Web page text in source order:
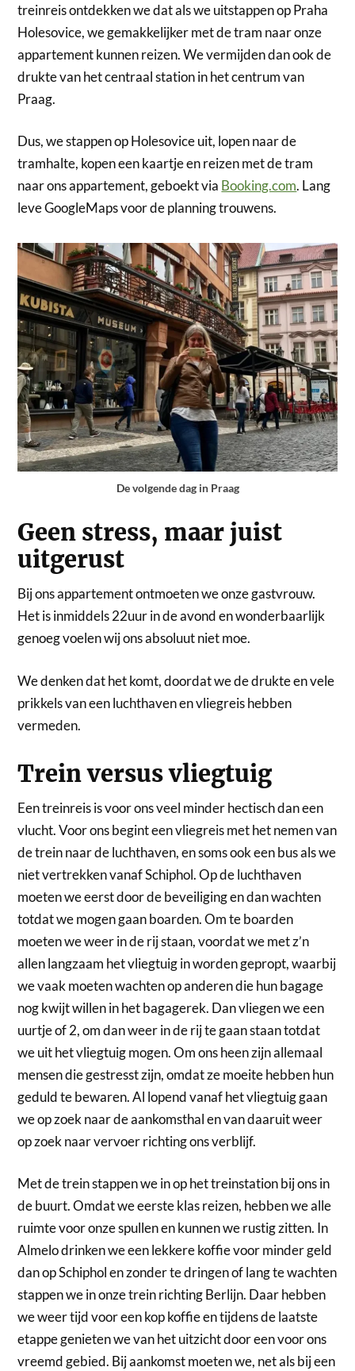
treinreis ontdekken we dat als we uitstappen op Praha
Holesovice, we gemakkelijker met de tram naar onze
appartement kunnen reizen. We vermijden dan ook de
drukte van het centraal station in het centrum van
Praag.
Dus, we stappen op Holesovice uit, lopen naar de
tramhalte, kopen een kaartje en reizen met de tram
naar ons appartement, geboekt via Booking.com. Lang
leve GoogleMaps voor de planning trouwens.
De volgende dag in Praag
Geen stress, maar juist
uitgerust
Bij ons appartement ontmoeten we onze gastvrouw.
Het is inmiddels 22uur in de avond en wonderbaarlijk
genoeg voelen wij ons absoluut niet moe.
We denken dat het komt, doordat we de drukte en vele
prikkels van een luchthaven en vliegreis hebben
vermeden.
Trein versus vliegtuig
Een treinreis is voor ons veel minder hectisch dan een
vlucht. Voor ons begint een vliegreis met het nemen van
de trein naar de luchthaven, en soms ook een bus als we
niet vertrekken vanaf Schiphol. Op de luchthaven
moeten we eerst door de beveiliging en dan wachten
totdat we mogen gaan boarden. Om te boarden
moeten we weer in de rij staan, voordat we met z’n
allen langzaam het vliegtuig in worden gepropt, waarbij
we vaak moeten wachten op anderen die hun bagage
nog kwijt willen in het bagagerek. Dan vliegen we een
uurtje of 2, om dan weer in de rij te gaan staan totdat
we uit het vliegtuig mogen. Om ons heen zijn allemaal
mensen die gestresst zijn, omdat ze moeite hebben hun
geduld te bewaren. Al lopend vanaf het vliegtuig gaan
we op zoek naar de aankomsthal en van daaruit weer
op zoek naar vervoer richting ons verblijf.
Met de trein stappen we in op het treinstation bij ons in
de buurt. Omdat we eerste klas reizen, hebben we alle
ruimte voor onze spullen en kunnen we rustig zitten. In
Almelo drinken we een lekkere koffie voor minder geld
dan op Schiphol en zonder te dringen of lang te wachten
stappen we in onze trein richting Berlijn. Daar hebben
we weer tijd voor een kop koffie en tijdens de laatste
etappe genieten we van het uitzicht door een voor ons
vreemd gebied. Bij aankomst moeten we, net als bij een